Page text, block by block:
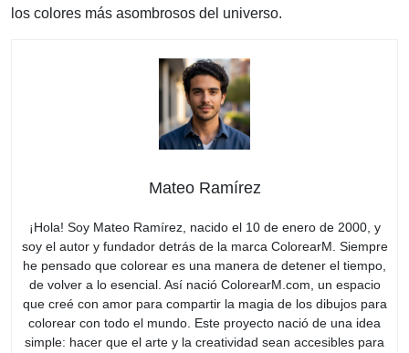
los colores más asombrosos del universo.
Mateo Ramírez
¡Hola! Soy Mateo Ramírez, nacido el 10 de enero de 2000, y
soy el autor y fundador detrás de la marca ColorearM. Siempre
he pensado que colorear es una manera de detener el tiempo,
de volver a lo esencial. Así nació ColorearM.com, un espacio
que creé con amor para compartir la magia de los dibujos para
colorear con todo el mundo. Este proyecto nació de una idea
simple: hacer que el arte y la creatividad sean accesibles para